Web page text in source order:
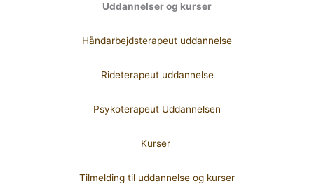
Uddannelser og kurser
Håndarbejdsterapeut uddannelse
Rideterapeut uddannelse
Psykoterapeut Uddannelsen
Kurser
Tilmelding til uddannelse og kurser